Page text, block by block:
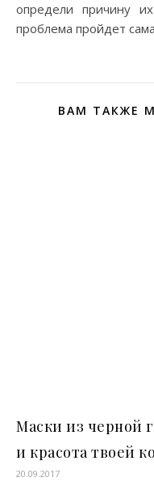
определи причину
проблема пройдет
ВАМ ТАКЖЕ
Маски из черной
и красота твоей
20.09.2017